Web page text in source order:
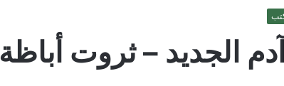
الجديد – ثروت أباظة